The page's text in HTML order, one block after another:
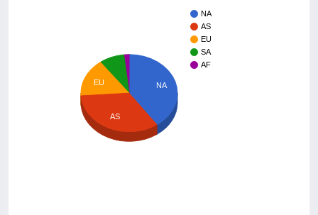
NA
AS
EU
SA
AF
NA
EU
AS